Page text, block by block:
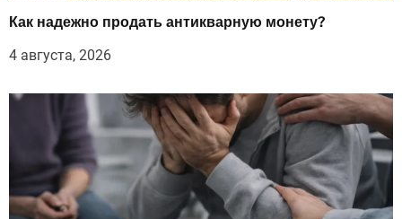
Как надежно продать антикварную монету?
4 августа, 2026